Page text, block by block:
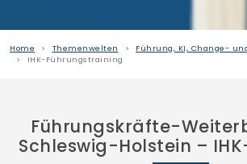
Home Themenwelten
Führung, KI, Change-
IHK-Führungstraining
Führungskräfte-
Schleswig-Holstein –